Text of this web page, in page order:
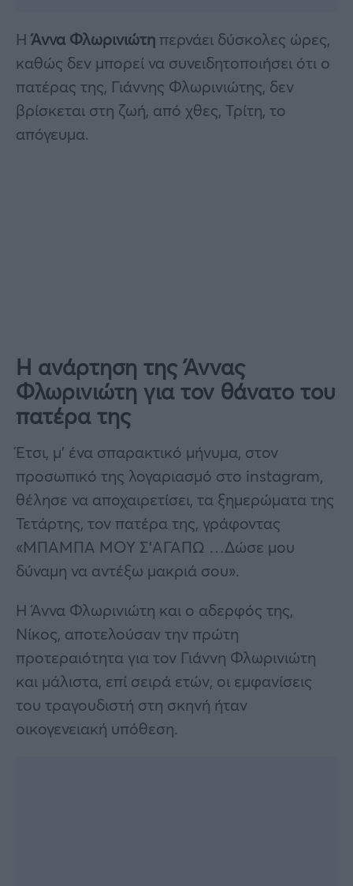
ΗΆννα Φλωρινιώτη περνάει δύσκολες ώρες,
καθώς δεν μπορεί να συνειδητοποιήσει ότι ο
πατέρας της, Γιάννης Φλωρινιώτης, δεν
βρίσκεται στη ζωή, από χθες, Τρίτη, το
απόγευμα.
Η ανάρτηση της Άννας
Φλωρινιώτη για τον θάνατο του
πατέρα της
Έτσι, μ’ ένα σπαρακτικό μήνυμα, στον
προσωπικό της λογαριασμό στο instagram,
θέλησε να αποχαιρετίσει, τα ξημερώματα της
Τετάρτης, τον πατέρα της, γράφοντας
«ΜΠΑΜΠΑ ΜΟΥ Σ’ΑΓΑΠΩ …Δώσε μου
δύναμη να αντέξω μακριά σου».
Η Άννα Φλωρινιώτη και ο αδερφός της,
Νίκος, αποτελούσαν την πρώτη
προτεραιότητα για τον Γιάννη Φλωρινιώτη
και μάλιστα, επί σειρά ετών, οι εμφανίσεις
του τραγουδιστή στη σκηνή ήταν
οικογενειακή υπόθεση.